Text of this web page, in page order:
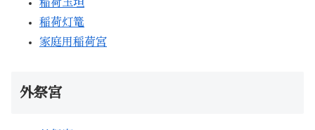
稲荷玉垣
稲荷灯篭
家庭用稲荷宮
外祭宮